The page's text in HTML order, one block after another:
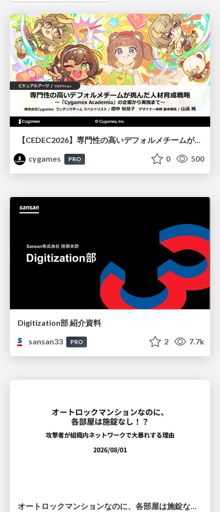
【CEDEC2026】専門性の高いデフォルメチームが挑んだ人材育成戦略 〜Cygames Academiaの企画から実施まで〜
cygames
PRO 0 500
Digitization部 紹介資料
sansan33
PRO 2 7.7k